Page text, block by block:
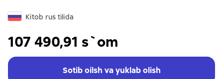
Kitob rus tilida
107 490,91 s`om
Sotib oilsh va yuklab olish